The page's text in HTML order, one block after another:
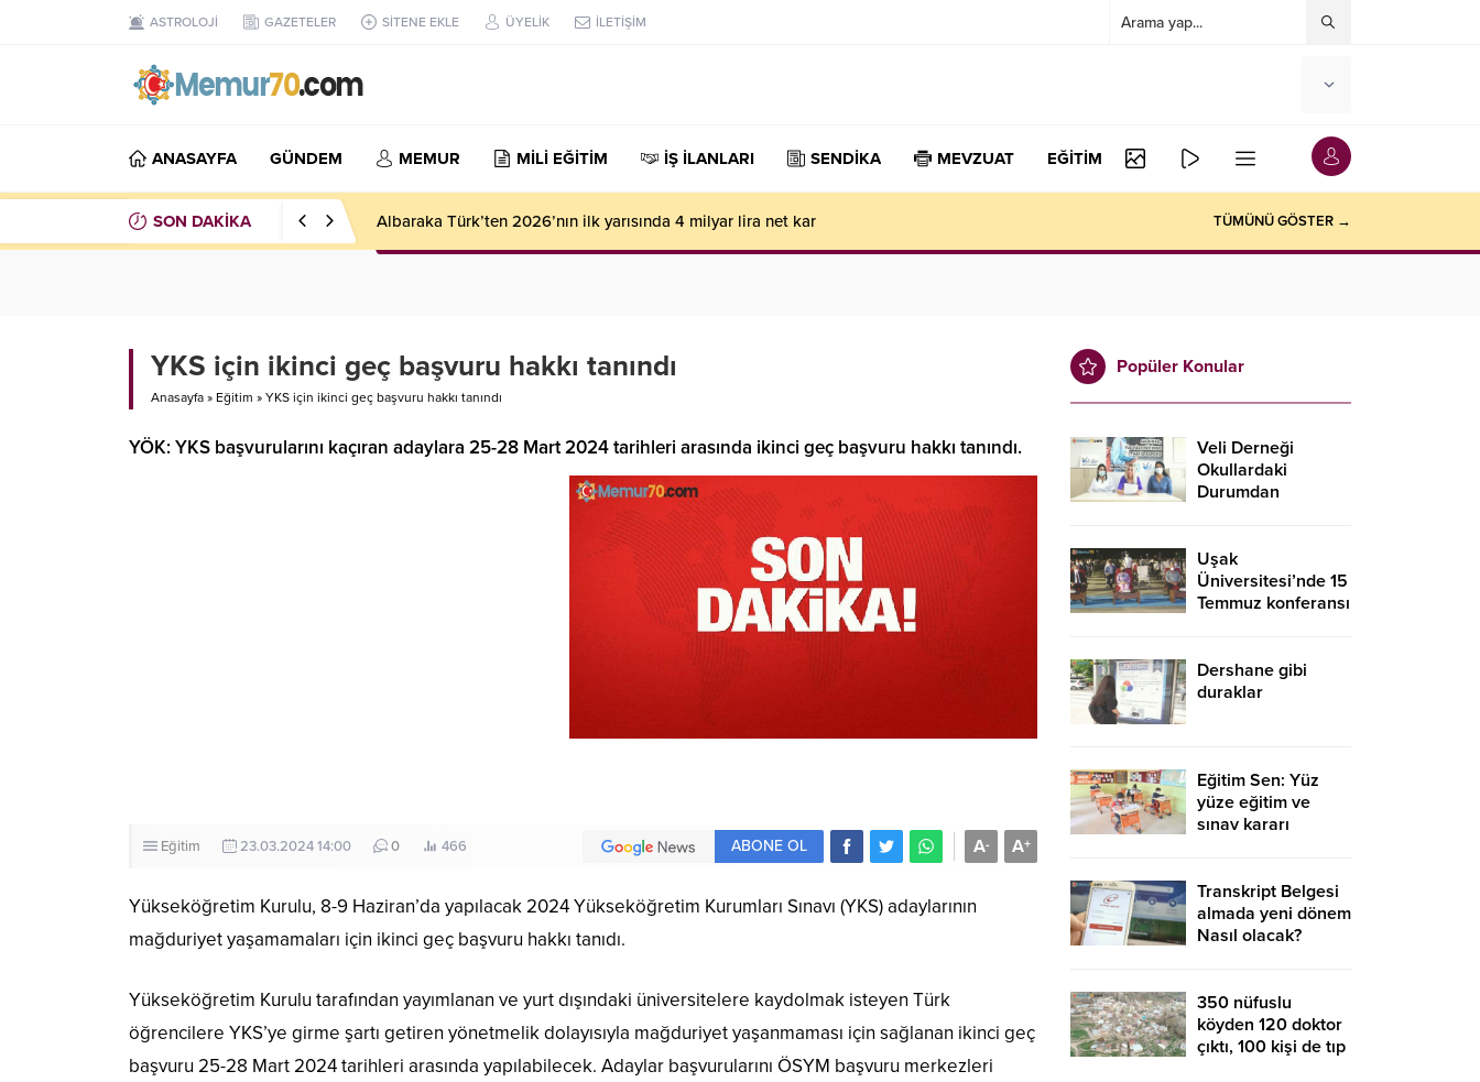
ASTROLOJİ GAZETELER SİTENE EKLE ÜYELİK İLETİŞİM
ANASAYFA GÜNDEM MEMUR MİLİ EĞİTİM İŞ İLANLARI SENDİKA MEVZUAT EĞİTİM
SON DAKİKA Kadavradan nakille sağlığına kavuşan kadın, 15 yıllık diyalizden kurtuldu TÜMÜNÜ GÖSTER →
YKS için ikinci geç başvuru hakkı tanındı
Anasayfa » Eğitim » YKS için ikinci geç başvuru hakkı tanındı
YÖK: YKS başvurularını kaçıran adaylara 25-28 Mart 2024 tarihleri arasında ikinci geç başvuru hakkı tanındı.
Eğitim 23.03.2024 14:00 0 466 A+
A-
ABONE OL
Yükseköğretim Kurulu, 8-9 Haziran’da yapılacak 2024 Yükseköğretim Kurumları Sınavı (YKS) adaylarının
mağduriyet yaşamamaları için ikinci geç başvuru hakkı tanıdı.
Yükseköğretim Kurulu tarafından yayımlanan ve yurt dışındaki üniversitelere kaydolmak isteyen Türk
öğrencilere YKS’ye girme şartı getiren yönetmelik dolayısıyla mağduriyet yaşanmaması için sağlanan ikinci geç
başvuru 25-28 Mart 2024 tarihleri arasında yapılabilecek. Adaylar başvurularını ÖSYM başvuru merkezleri
Popüler Konular
Veli Derneği
Okullardaki
Durumdan
Uşak
Üniversitesi’nde 15
Temmuz konferansı
Dershane gibi
duraklar
Eğitim Sen: Yüz
yüze eğitim ve
sınav kararı
Transkript Belgesi
almada yeni dönem
Nasıl olacak?
350 nüfuslu
köyden 120 doktor
çıktı, 100 kişi de tıp